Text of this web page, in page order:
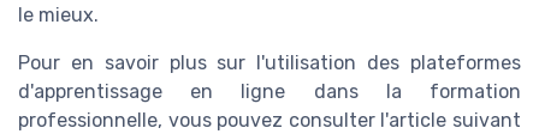
le mieux.
Pour en savoir plus sur l'utilisation des plateformes
d'apprentissage en ligne dans la formation
professionnelle, vous pouvez consulter l'article suivant